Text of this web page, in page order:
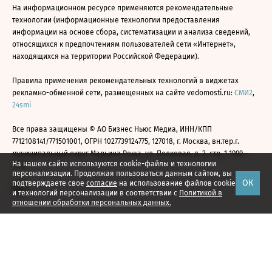
На нашем сайте используются cookie-файлы и технологии
персонализации. Продолжая пользоваться данным сайтом, вы
подтверждаете свое согласие на использование файлов cookie
и технологий персонализации в соответствии с Политикой в
отношении обработки персональных данных.
ОК
На информационном ресурсе применяются рекомендательные
технологии (информационные технологии предоставления
информации на основе сбора, систематизации и анализа сведений,
относящихся к предпочтениям пользователей сети «Интернет»,
находящихся на территории Российской Федерации).
Правила применения рекомендательных технологий в виджетах
рекламно-обменной сети, размещенных на сайте vedomosti.ru: СМИ2,
24smi
Все права защищены © АО Бизнес Ньюс Медиа, ИНН/КПП
7712108141/771501001, ОГРН 1027739124775, 127018, г. Москва, вн.тер.г.
муниципальный округ Марьина Роща, ул. Полковая, д. 3, стр. 1 1999—
2026